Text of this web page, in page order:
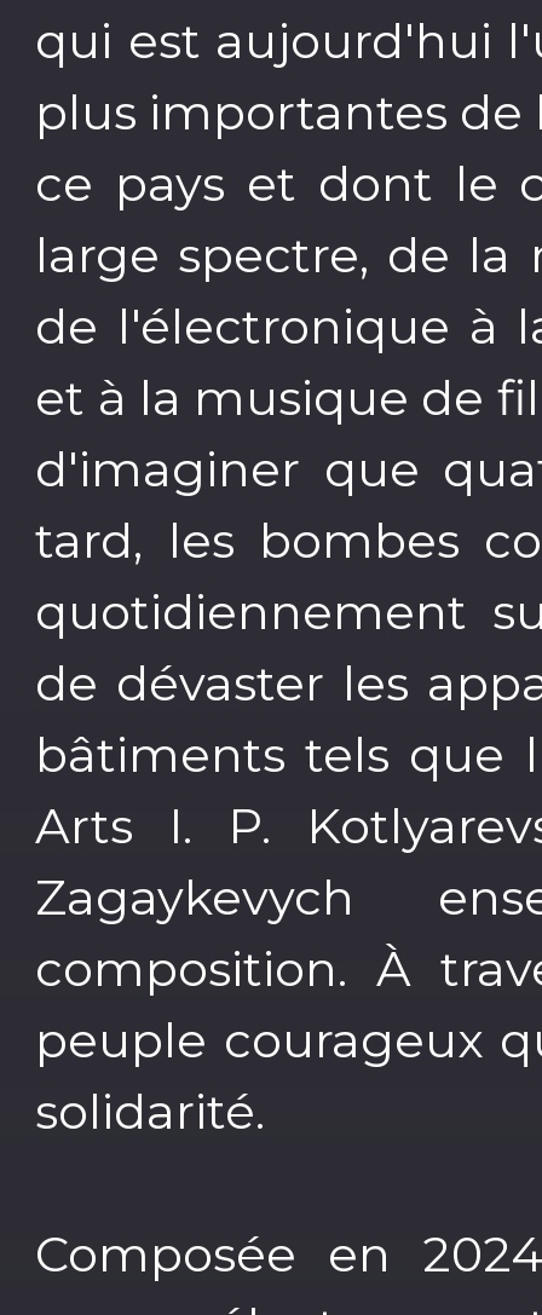
qui est aujourd'hui
plus importantes de
ce pays et dont le
large spectre, de la
de l'électronique à
et à la musique de
d'imaginer que
tard, les bombes
quotidiennement
de dévaster les
bâtiments tels que
Arts I. P.
Zagaykevych
composition. À
peuple courageux
solidarité.
Composée en